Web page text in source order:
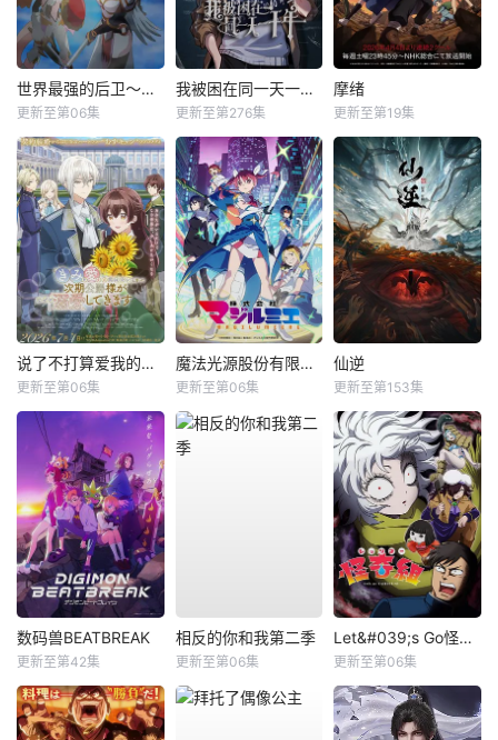
世界最强的后卫～迷宫国的新人探索者～
更新至第06集
我被困在同一天一千年动态漫
更新至第276集
摩绪
更新至第19集
说了不打算爱我的公爵继承人，不知为何对我宠爱有加
更新至第06集
魔法光源股份有限公司第二季
更新至第06集
仙逆
更新至第153集
数码兽BEATBREAK
更新至第42集
相反的你和我第二季
更新至第06集
Let&#039;s Go怪奇组
更新至第06集